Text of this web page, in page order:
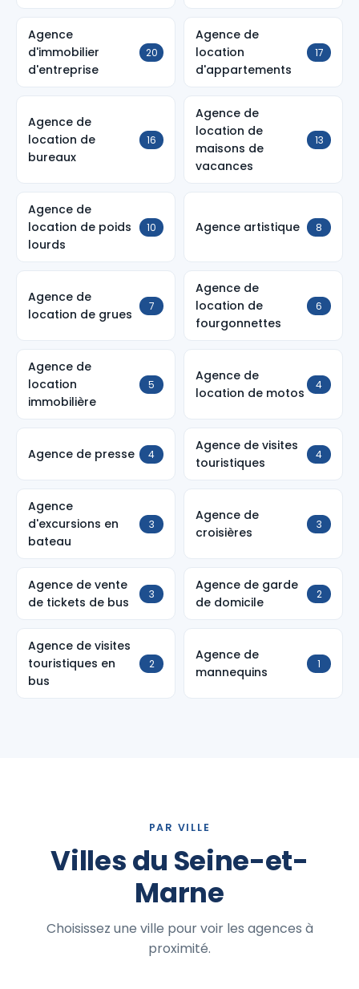
Agence
d'immobilier
d'entreprise
20
Agence de
location
d'appartements
17
Agence de
location de
bureaux
16
Agence de
location de
maisons de
vacances
13
Agence de
location de poids
lourds
10 Agence artistique 8
Agence de
location de grues
7
Agence de
location de
fourgonnettes
6
Agence de
location
immobilière
5
Agence de
location de motos
4
Agence de presse 4
Agence de visites
touristiques
4
Agence
d'excursions en
bateau
3
Agence de
croisières
3
Agence de vente
de tickets de bus
3
Agence de garde
de domicile
2
Agence de visites
touristiques en
bus
2
Agence de
mannequins
1
PAR VILLE
Villes du Seine-et-
Marne
Choisissez une ville pour voir les agences à
proximité.